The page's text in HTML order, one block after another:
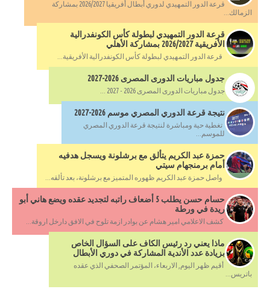
قرعة الدور التمهيدي لدوري أبطال أفريقيا 2026/2027 بمشاركة
الزمالك...
قرعة الدور التمهيدي لبطولة كأس الكونفدرالية
الأفريقية 2026/2027 بمشاركة الأهلي
قرعة الدور التمهيدي لبطولة كأس الكونفدرالية الأفريقية...
جدول مباريات الدورى المصرى 2026-2027
جدول مباريات الدورى المصرى 2026 - 2027 ...
نتيجة قرعة الدوري المصري موسم 2026-2027
تغطية حية ومباشرة لنتيجة قرعة الدوري المصري
للموسم...
حمزة عبد الكريم يتألق مع برشلونة ويسجل هدفيه
أمام برمنجهام سيتي
واصل حمزة عبد الكريم ظهوره المتميز مع برشلونة، بعد تألقه...
حسام حسن يطلب 5 أضعاف راتبه لتجديد عقده ويضع هاني أبو
ريدة في ورطة
كشف الاعلامي امير هشام عن بوادر ازمة تلوح في الافق دارخل اروقة...
ماذا يعني رد رئيس الكاف على السؤال الخاص
بزيادة عدد الأندية المشاركة في دوري الأبطال
أقيم ظهر اليوم, الاربعاء، المؤتمر الصحفي الذي عقده
باتريس...